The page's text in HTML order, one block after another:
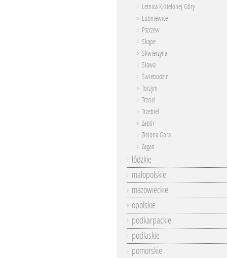
Letnica K/zielonej Góry
Lubniewice
Pszczew
Skąpe
Skwierzyna
Sława
Świebodzin
Torzym
Trzciel
Trzebiel
Zabór
Zielona Góra
Żagań
łódzkie
małopolskie
mazowieckie
opolskie
podkarpackie
podlaskie
pomorskie